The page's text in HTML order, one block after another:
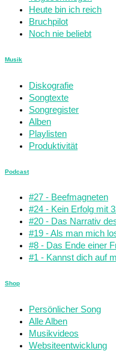
Heute bin ich reich
Bruchpilot
Noch nie beliebt
Musik
Diskografie
Songtexte
Songregister
Alben
Playlisten
Produktivität
Podcast
#27 - Beefmagneten
#24 - Kein Erfolg mit
#20 - Das Narrativ
#19 - Als man mich
#8 - Das Ende einer
#1 - Kannst dich auf
Shop
Persönlicher Song
Alle Alben
Musikvideos
Websiteentwicklung